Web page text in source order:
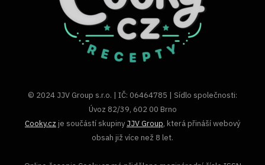
© 2024 JJV Group s.r.o. | IČ: 06464785 | Sídlo společnosti:
Úvoz 82/39, 602 00 Brno
Cooky.cz je součástí skupiny JJV Group, která přináší webový
obsah již více než 8 let.